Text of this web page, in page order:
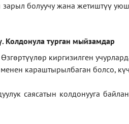
болуучу жана жетиштүү
. Колдонула турган мыйзамдар
киргизилген
караштырылбаган болсо,
саясатын колдонууга